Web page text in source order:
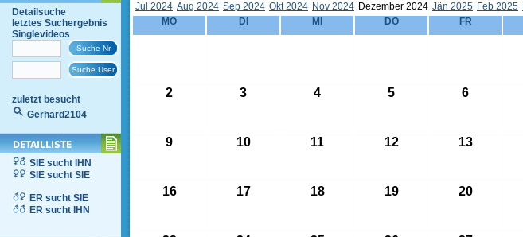
Detailsuche
letztes Suchergebnis
Singlevideos
zuletzt besucht
Gerhard2104
SIE sucht IHN
SIE sucht SIE
ER sucht SIE
ER sucht IHN
Jul 2024 Aug 2024 Sep 2024 Okt 2024 Nov 2024 Dezember 2024 Jän 2025 Feb 2025
MO
DI MI DO FR
2 3 4 5 6
9 10 11 12 13
16 17 18 19 20